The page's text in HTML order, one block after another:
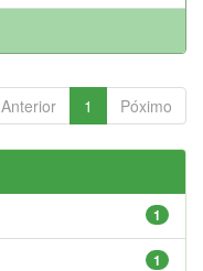
Anterior 1 Póximo
1
1